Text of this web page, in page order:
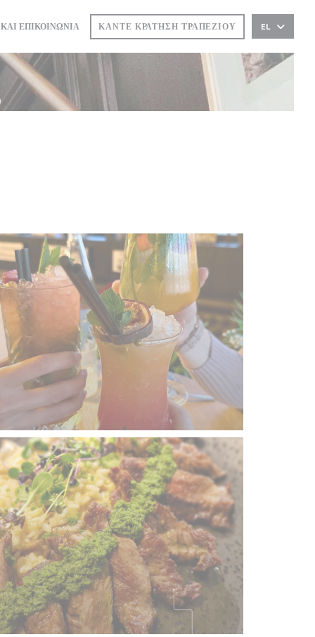
ΝΈΟ ΠΑΡΆΘΥΡΟ))
ΕΠΙΚΟΙΝΩΝΊΑ ΚΆΝΤΕ ΚΡΆΤΗΣΗ ΤΡΑΠΕΖΙΟΎ EL